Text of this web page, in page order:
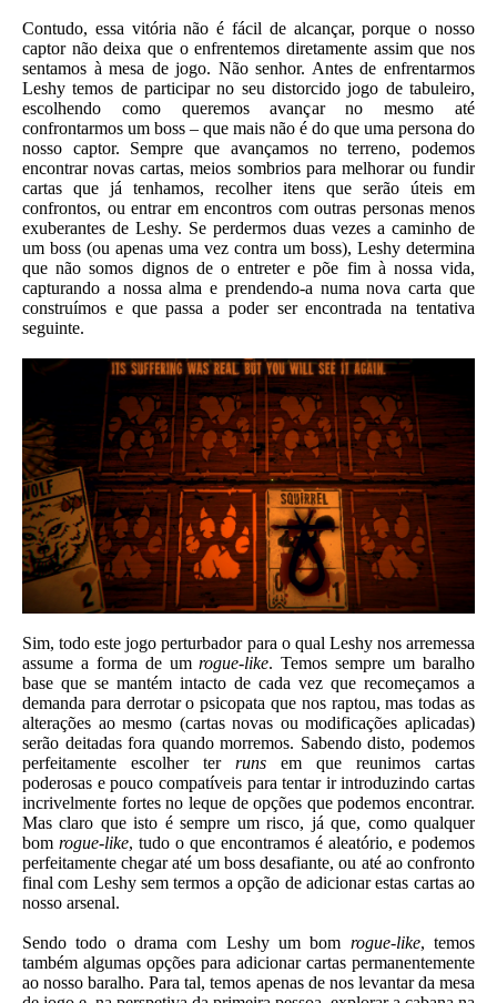
Contudo, essa vitória não é fácil de alcançar, porque o nosso
captor não deixa que o enfrentemos diretamente assim que nos
sentamos à mesa de jogo. Não senhor. Antes de enfrentarmos
Leshy temos de participar no seu distorcido jogo de tabuleiro,
escolhendo como queremos avançar no mesmo até
confrontarmos um boss – que mais não é do que uma persona do
nosso captor. Sempre que avançamos no terreno, podemos
encontrar novas cartas, meios sombrios para melhorar ou fundir
cartas que já tenhamos, recolher itens que serão úteis em
confrontos, ou entrar em encontros com outras personas menos
exuberantes de Leshy. Se perdermos duas vezes a caminho de
um boss (ou apenas uma vez contra um boss), Leshy determina
que não somos dignos de o entreter e põe fim à nossa vida,
capturando a nossa alma e prendendo-a numa nova carta que
construímos e que passa a poder ser encontrada na tentativa
seguinte.
Sim, todo este jogo perturbador para o qual Leshy nos arremessa
assume a forma de umrogue-like. Temos sempre um baralho
base que se mantém intacto de cada vez que recomeçamos a
demanda para derrotar o psicopata que nos raptou, mas todas as
alterações ao mesmo (cartas novas ou modificações aplicadas)
serão deitadas fora quando morremos. Sabendo disto, podemos
perfeitamente escolher ter runs em que reunimos cartas
poderosas e pouco compatíveis para tentar ir introduzindo cartas
incrivelmente fortes no leque de opções que podemos encontrar.
Mas claro que isto é sempre um risco, já que, como qualquer
bom rogue-like, tudo o que encontramos é aleatório, e podemos
perfeitamente chegar até um boss desafiante, ou até ao confronto
final com Leshy sem termos a opção de adicionar estas cartas ao
nosso arsenal.
Sendo todo o drama com Leshy um bom rogue-like, temos
também algumas opções para adicionar cartas permanentemente
ao nosso baralho. Para tal, temos apenas de nos levantar da mesa